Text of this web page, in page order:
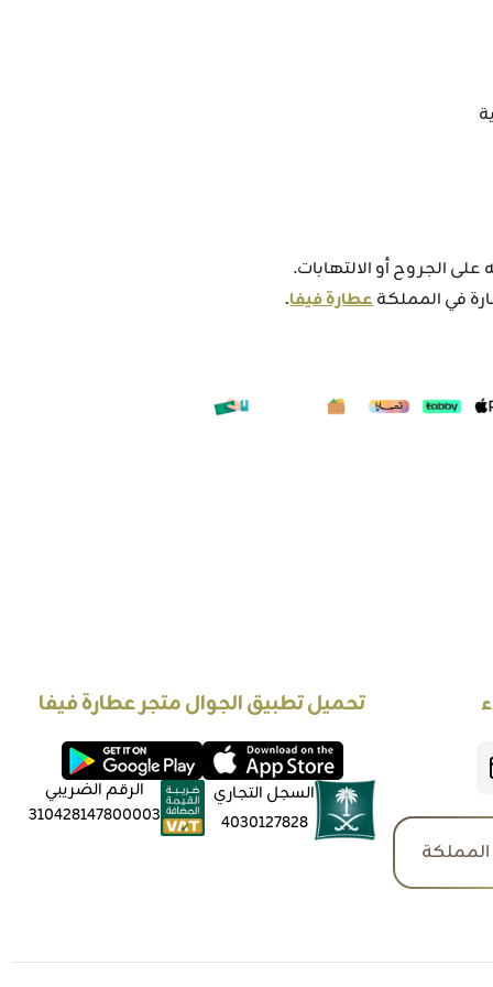
الجروح أو الالتهابات.
في المملكةعطارة فيفا.
تحميل تطبيق الجوال متجر عطارة فيفا
السجل التجاري
4030127828
الرقم الضريبي
310428147800003